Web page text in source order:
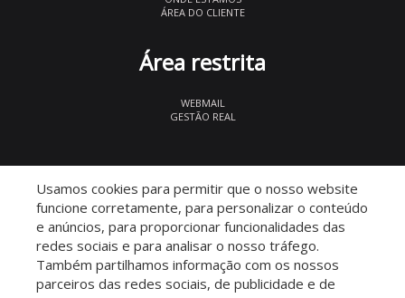
ÁREA DO CLIENTE
Área restrita
WEBMAIL
GESTÃO REAL
Usamos cookies para permitir que o nosso website
funcione corretamente, para personalizar o conteúdo
e anúncios, para proporcionar funcionalidades das
redes sociais e para analisar o nosso tráfego.
Também partilhamos informação com os nossos
parceiros das redes sociais, de publicidade e de